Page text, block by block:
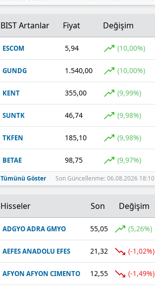
BIST Artanlar Fiyat Değişim
ESCOM 5,94 (10,00%)
GUNDG 1.540,00 (10,00%)
KENT 355,00 (9,99%)
SUNTK 46,74 (9,98%)
TKFEN 185,10 (9,98%)
BETAE 98,75 (9,97%)
Tümünü Göster Son Güncellenme: 06.08.2026 18:10
Hisseler Son Değişim
ADGYO ADRA GMYO 55,05 (5,26%)
AEFES ANADOLU EFES 21,32 (-1,02%)
AFYON AFYON CIMENTO 12,55 (-1,49%)